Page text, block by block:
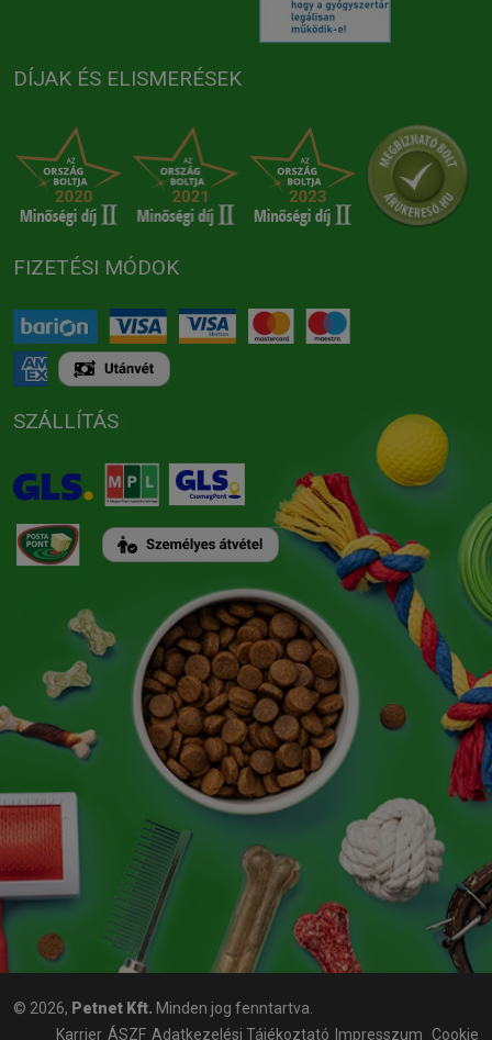
DÍJAK ÉS ELISMERÉSEK
FIZETÉSI MÓDOK
SZÁLLÍTÁS
© 2026, Petnet Kft. Minden jog fenntartva.
Karrier ÁSZF Adatkezelési Tájékoztató Impresszum Cookie